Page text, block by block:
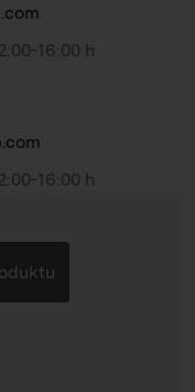
16:00 h
16:00 h